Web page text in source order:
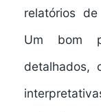
relatórios
Um bom
detalhados,